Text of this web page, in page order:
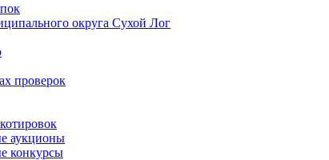
округа Сухой Лог
проверок
аукционы
конкурсы